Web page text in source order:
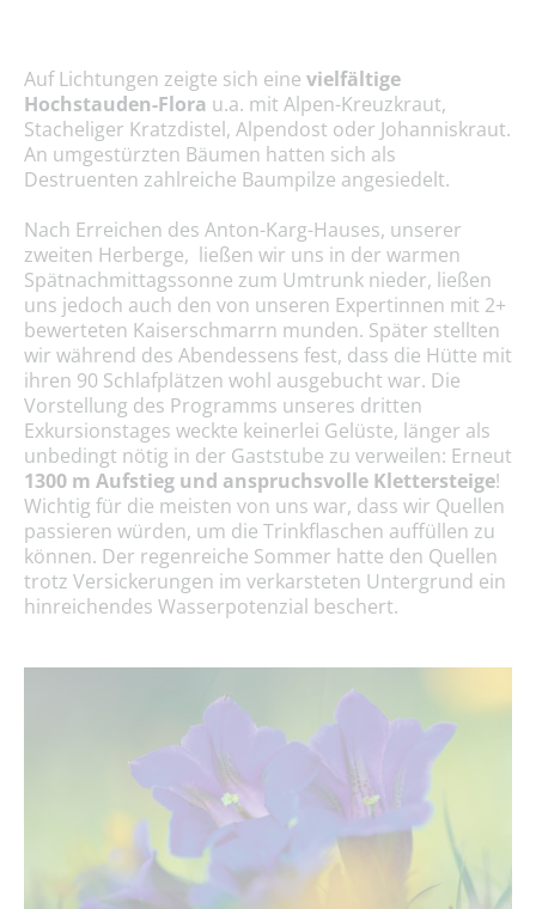
Auf Lichtungen zeigte sich eine vielfältige
Hochstauden-Flora u.a. mit Alpen-Kreuzkraut,
Stacheliger Kratzdistel, Alpendost oder Johanniskraut.
An umgestürzten Bäumen hatten sich als
Destruenten zahlreiche Baumpilze angesiedelt.
Nach Erreichen des Anton-Karg-Hauses, unserer
zweiten Herberge, ließen wir uns in der warmen
Spätnachmittagssonne zum Umtrunk nieder, ließen
uns jedoch auch den von unseren Expertinnen mit 2+
bewerteten Kaiserschmarrn munden. Später stellten
wir während des Abendessens fest, dass die Hütte mit
ihren 90 Schlafplätzen wohl ausgebucht war. Die
Vorstellung des Programms unseres dritten
Exkursionstages weckte keinerlei Gelüste, länger als
unbedingt nötig in der Gaststube zu verweilen: Erneut
1300 m Aufstieg und anspruchsvolle Klettersteige!
Wichtig für die meisten von uns war, dass wir Quellen
passieren würden, um die Trinkflaschen auffüllen zu
können. Der regenreiche Sommer hatte den Quellen
trotz Versickerungen im verkarsteten Untergrund ein
hinreichendes Wasserpotenzial beschert.